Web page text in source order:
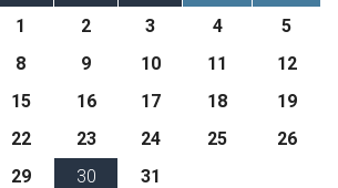
1
2 3 4
5
8 9 10 11
12
15 16 17 18
19
22 23 24 25
26
29 30 31